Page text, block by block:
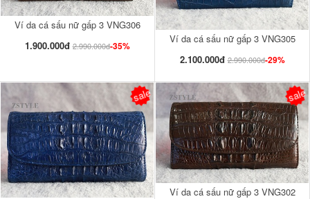
Ví da cá sấu nữ gấp 3 VNG306
1.900.000đ 2.990.000đ-35%
Ví da cá sấu nữ gấp 3 VNG305
2.100.000đ 2.990.000đ-29%
sale
Ví da cá sấu nữ gấp 3 VNG302
sale